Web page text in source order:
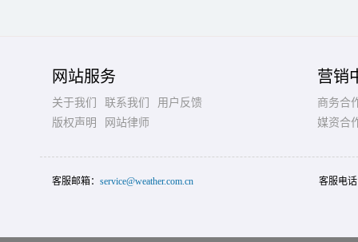
网站服务
关于我们 联系我们
用户反馈
版权声明
网站律师
营销
商务合
媒资合
客服邮箱： service@weather.com.cn 客服电